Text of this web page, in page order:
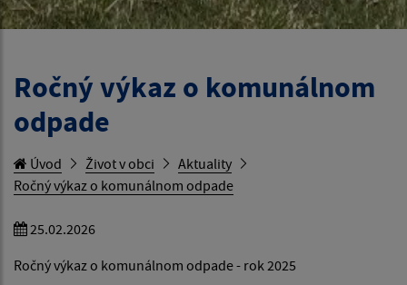
Ročný výkaz o komunálnom
odpade
Úvod Život v obci
Aktuality
Ročný výkaz o komunálnom odpade
25.02.2026
Ročný výkaz o komunálnom odpade - rok 2025